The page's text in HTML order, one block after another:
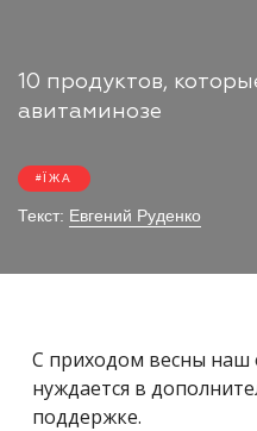
10 продуктов,
авитаминозе
ЇЖА
Текст: Евгений Руденко
С приходом весны наш
нуждается в
поддержке.